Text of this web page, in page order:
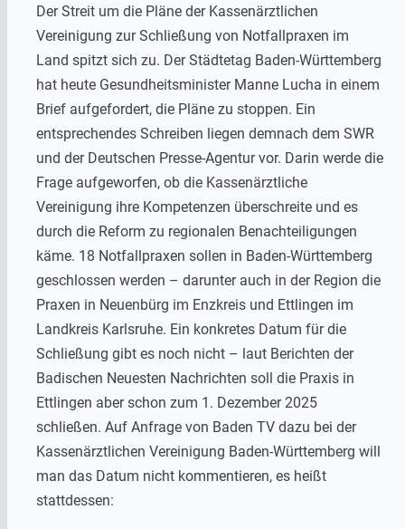
Der Streit um die Pläne der Kassenärztlichen
Vereinigung zur Schließung von Notfallpraxen im
Land spitzt sich zu. Der Städtetag Baden-Württemberg
hat heute Gesundheitsminister Manne Lucha in einem
Brief aufgefordert, die Pläne zu stoppen. Ein
entsprechendes Schreiben liegen demnach dem SWR
und der Deutschen Presse-Agentur vor. Darin werde die
Frage aufgeworfen, ob die Kassenärztliche
Vereinigung ihre Kompetenzen überschreite und es
durch die Reform zu regionalen Benachteiligungen
käme. 18 Notfallpraxen sollen in Baden-Württemberg
geschlossen werden – darunter auch in der Region die
Praxen in Neuenbürg im Enzkreis und Ettlingen im
Landkreis Karlsruhe. Ein konkretes Datum für die
Schließung gibt es noch nicht – laut Berichten der
Badischen Neuesten Nachrichten soll die Praxis in
Ettlingen aber schon zum 1. Dezember 2025
schließen. Auf Anfrage von Baden TV dazu bei der
Kassenärztlichen Vereinigung Baden-Württemberg will
man das Datum nicht kommentieren, es heißt
stattdessen: